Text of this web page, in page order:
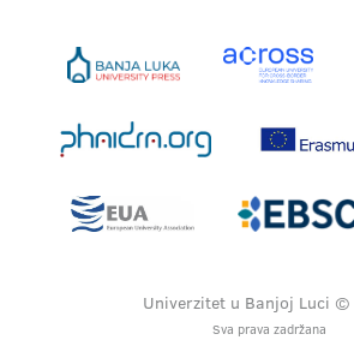
Univerzitet u Banjoj Luci
Sva prava zadržana